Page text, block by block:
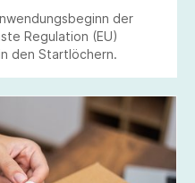
der
Regulation (EU)
den Startlöchern.